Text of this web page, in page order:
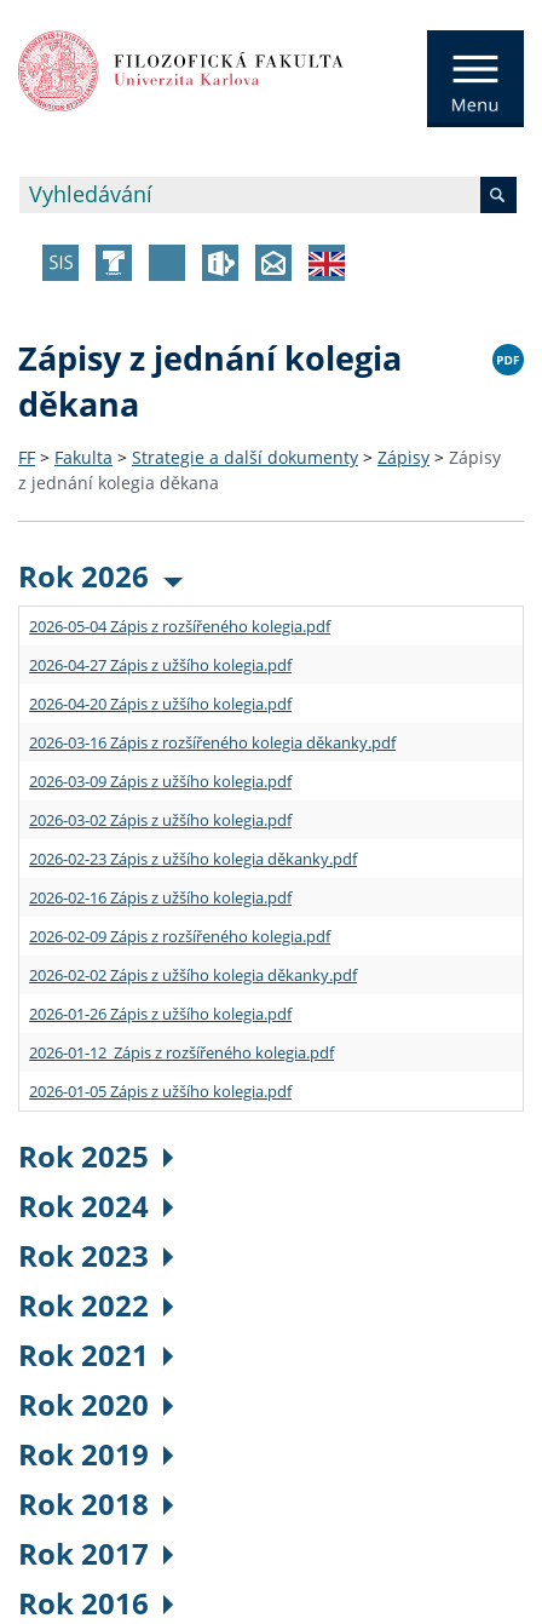
Zápisy z jednání kolegia
děkana
FF > Fakulta > Strategie a další dokumenty > Zápisy > Zápisy
z jednání kolegia děkana
Rok 2026
2026-05-04 Zápis z rozšířeného kolegia.pdf
2026-04-27 Zápis z užšího kolegia.pdf
2026-04-20 Zápis z užšího kolegia.pdf
2026-03-16 Zápis z rozšířeného kolegia děkanky.pdf
2026-03-09 Zápis z užšího kolegia.pdf
2026-03-02 Zápis z užšího kolegia.pdf
2026-02-23 Zápis z užšího kolegia děkanky.pdf
2026-02-16 Zápis z užšího kolegia.pdf
2026-02-09 Zápis z rozšířeného kolegia.pdf
2026-02-02 Zápis z užšího kolegia děkanky.pdf
2026-01-26 Zápis z užšího kolegia.pdf
2026-01-12 Zápis z rozšířeného kolegia.pdf
2026-01-05 Zápis z užšího kolegia.pdf
Rok 2025
Rok 2024
Rok 2023
Rok 2022
Rok 2021
Rok 2020
Rok 2019
Rok 2018
Rok 2017
Rok 2016